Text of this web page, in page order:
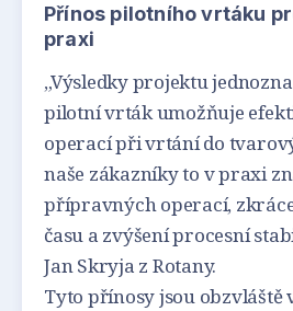
Přínos pilotního vrtáku
praxi
„Výsledky projektu
pilotní vrták umožňuje
operací při vrtání do
naše zákazníky to v praxi
přípravných operací,
času a zvýšení procesní
Jan Skryja z Rotany.
Tyto přínosy jsou obzvláště